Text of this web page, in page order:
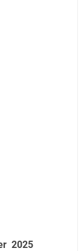
2025